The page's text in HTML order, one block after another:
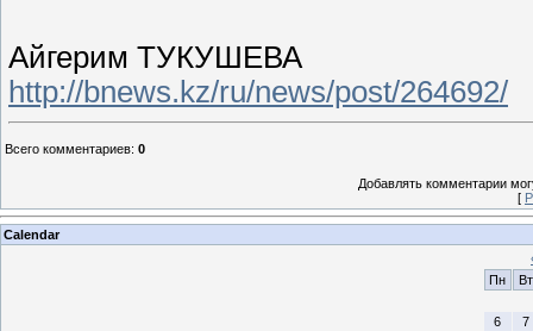
Айгерим ТУКУШЕВА
http://bnews.kz/ru/news/post/264692/
Всего комментариев: 0
Добавлять комментарии
[
Calendar
Пн
Вт
6
7